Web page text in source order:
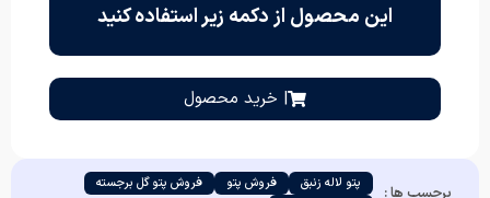
این محصول از دکمه زیر استفاده کنید
| خرید محصول
پتو لاله زنبق فروش پتو
فروش پتو گل برجسته